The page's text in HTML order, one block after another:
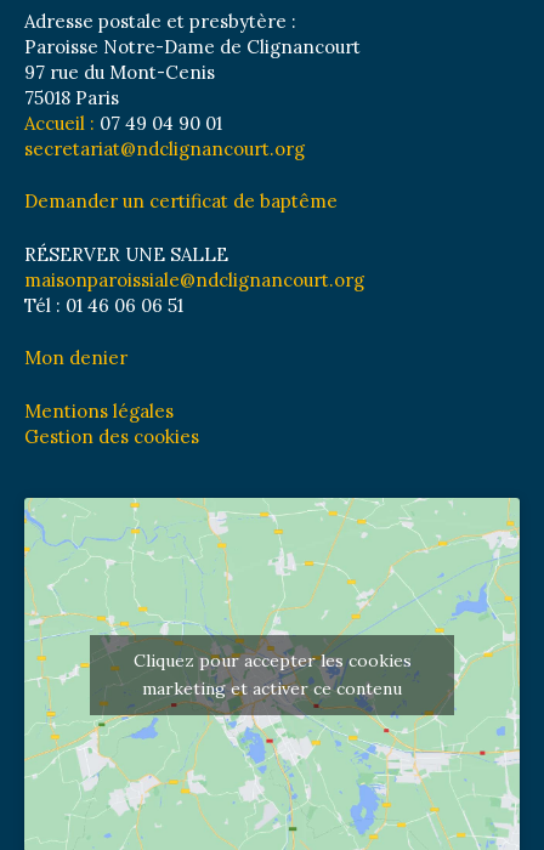
Adresse postale et presbytère :
Paroisse Notre-Dame de Clignancourt
97 rue du Mont-Cenis
75018 Paris
Accueil : 07 49 04 90 01
secretariat@ndclignancourt.org
Demander un certificat de baptême
RÉSERVER UNE SALLE
maisonparoissiale@ndclignancourt.org
Tél : 01 46 06 06 51
Mon denier
Mentions légales
Gestion des cookies
Cliquez pour accepter les cookies
marketing et activer ce contenu